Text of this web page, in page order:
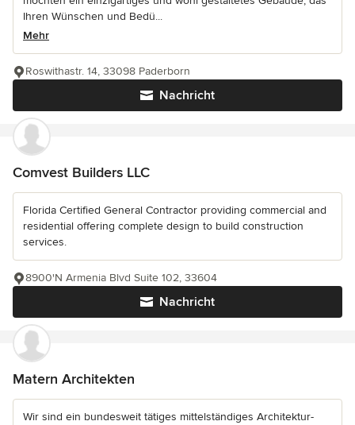
Ihren Wünschen und Bedü...
Mehr
Nachricht
Roswithastr. 14, 33098 Paderborn
Comvest Builders LLC
Florida Certified General Contractor providing commercial and
residential offering complete design to build construction
services.
Nachricht
8900'N Armenia Blvd Suite 102, 33604
Matern Architekten
Wir sind ein bundesweit tätiges mittelständiges Architektur-